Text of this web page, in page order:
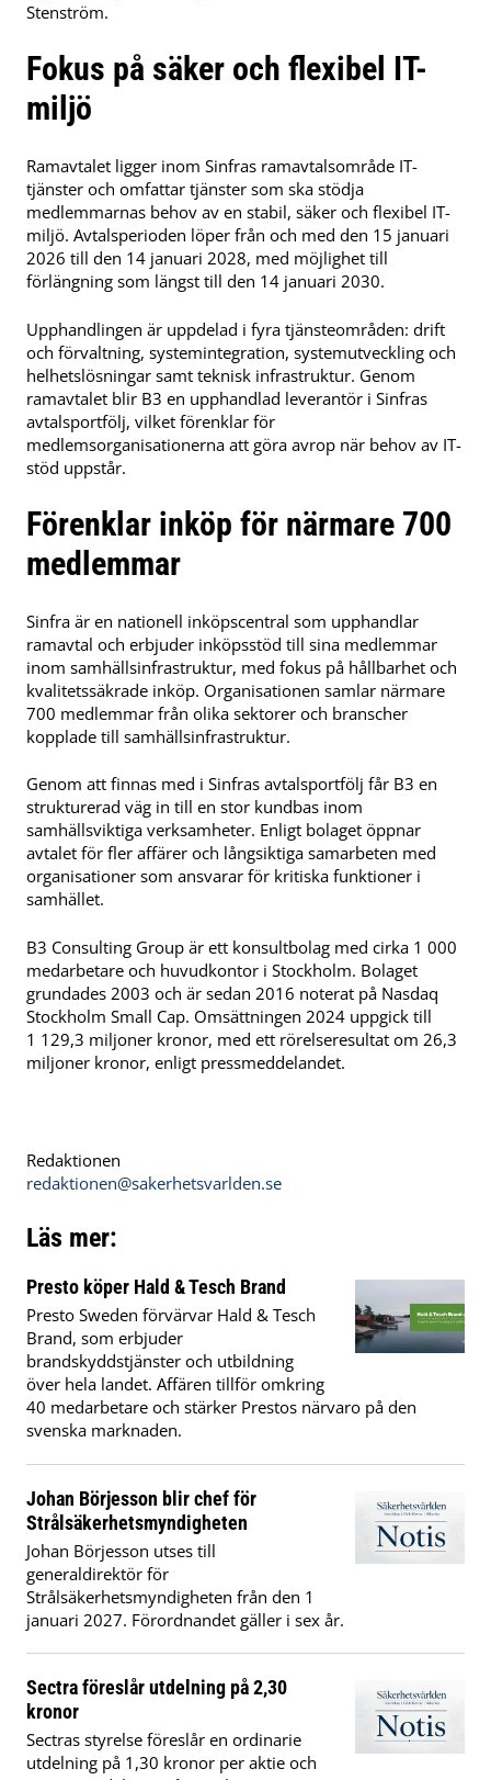
Stenström.
Fokus på säker och flexibel IT-
miljö
Ramavtalet ligger inom Sinfras ramavtalsområde IT-
tjänster och omfattar tjänster som ska stödja
medlemmarnas behov av en stabil, säker och flexibel IT-
miljö. Avtalsperioden löper från och med den 15 januari
2026 till den 14 januari 2028, med möjlighet till
förlängning som längst till den 14 januari 2030.
Upphandlingen är uppdelad i fyra tjänsteområden: drift
och förvaltning, systemintegration, systemutveckling och
helhetslösningar samt teknisk infrastruktur. Genom
ramavtalet blir B3 en upphandlad leverantör i Sinfras
avtalsportfölj, vilket förenklar för
medlemsorganisationerna att göra avrop när behov av IT-
stöd uppstår.
Förenklar inköp för närmare 700
medlemmar
Sinfra är en nationell inköpscentral som upphandlar
ramavtal och erbjuder inköpsstöd till sina medlemmar
inom samhällsinfrastruktur, med fokus på hållbarhet och
kvalitetssäkrade inköp. Organisationen samlar närmare
700 medlemmar från olika sektorer och branscher
kopplade till samhällsinfrastruktur.
Genom att finnas med i Sinfras avtalsportfölj får B3 en
strukturerad väg in till en stor kundbas inom
samhällsviktiga verksamheter. Enligt bolaget öppnar
avtalet för fler affärer och långsiktiga samarbeten med
organisationer som ansvarar för kritiska funktioner i
samhället.
B3 Consulting Group är ett konsultbolag med cirka 1 000
medarbetare och huvudkontor i Stockholm. Bolaget
grundades 2003 och är sedan 2016 noterat på Nasdaq
Stockholm Small Cap. Omsättningen 2024 uppgick till
1 129,3 miljoner kronor, med ett rörelseresultat om 26,3
miljoner kronor, enligt pressmeddelandet.
Redaktionen
redaktionen@sakerhetsvarlden.se
Läs mer:
Presto köper Hald & Tesch Brand
Presto Sweden förvärvar Hald & Tesch
Brand, som erbjuder
brandskyddstjänster och utbildning
över hela landet. Affären tillför omkring
40 medarbetare och stärker Prestos närvaro på den
svenska marknaden.
Johan Börjesson blir chef för
Strålsäkerhetsmyndigheten
Johan Börjesson utses till
generaldirektör för
Strålsäkerhetsmyndigheten från den 1
januari 2027. Förordnandet gäller i sex år.
Sectra föreslår utdelning på 2,30
kronor
Sectras styrelse föreslår en ordinarie
utdelning på 1,30 kronor per aktie och